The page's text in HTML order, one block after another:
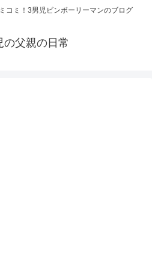
コミ！3男児ビンボーリーマンのブログ
の父親の日常